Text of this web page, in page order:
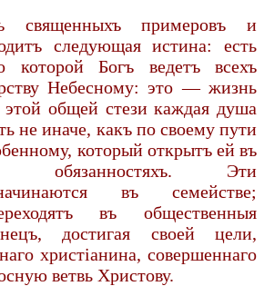
священныхъ примеровъ и
следующая истина: есть
которой Богъ ведетъ всехъ
Небесному: это — жизнь
общей стези каждая душа
не иначе, какъ по своему пути
который открытъ ей въ
обязанностяхъ. Эти
въ семействе;
въ общественныя
достигая своей цели,
христiанина, совершеннаго
ветвь Христову.